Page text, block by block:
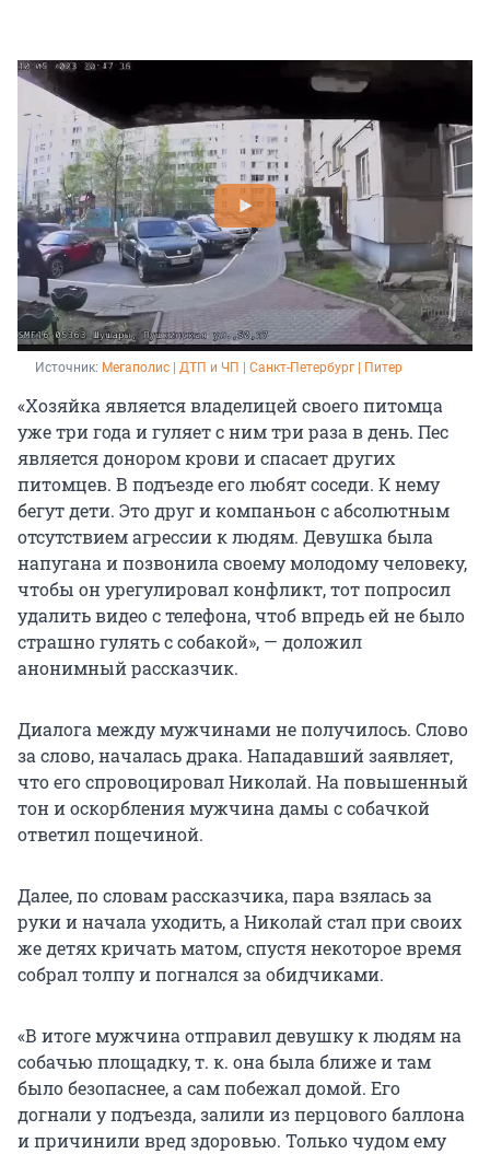
Источник: Мегаполис | ДТП и ЧП | Санкт-Петербург | Питер
«Хозяйка является владелицей своего питомца
уже три года и гуляет с ним три раза в день. Пес
является донором крови и спасает других
питомцев. В подъезде его любят соседи. К нему
бегут дети. Это друг и компаньон с абсолютным
отсутствием агрессии к людям. Девушка была
напугана и позвонила своему молодому человеку,
чтобы он урегулировал конфликт, тот попросил
удалить видео с телефона, чтоб впредь ей не было
страшно гулять с собакой», — доложил
анонимный рассказчик.
Диалога между мужчинами не получилось. Слово
за слово, началась драка. Нападавший заявляет,
что его спровоцировал Николай. На повышенный
тон и оскорбления мужчина дамы с собачкой
ответил пощечиной.
Далее, по словам рассказчика, пара взялась за
руки и начала уходить, а Николай стал при своих
же детях кричать матом, спустя некоторое время
собрал толпу и погнался за обидчиками.
«В итоге мужчина отправил девушку к людям на
собачью площадку, т. к. она была ближе и там
было безопаснее, а сам побежал домой. Его
догнали у подъезда, залили из перцового баллона
и причинили вред здоровью. Только чудом ему